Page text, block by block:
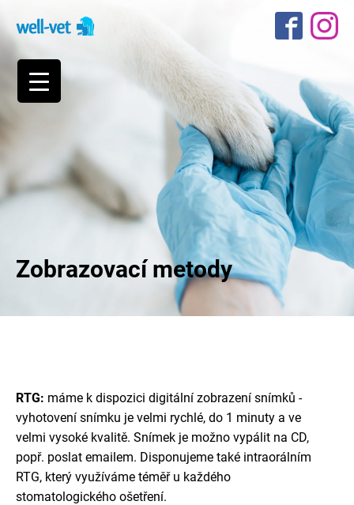
Zobrazovací metody
RTG: máme k dispozici digitální zobrazení snímků -
vyhotovení snímku je velmi rychlé, do 1 minuty a ve
velmi vysoké kvalitě. Snímek je možno vypálit na CD,
popř. poslat emailem. Disponujeme také intraorálním
RTG, který využíváme téměř u každého
stomatologického ošetření.